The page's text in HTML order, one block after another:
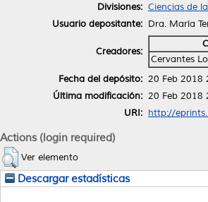
Divisiones: Ciencias de
Usuario depositante: Dra. María
Creadores:
Cervantes
Fecha del depósito: 20 Feb 2018
Última modificación: 20 Feb 2018
URI: http://
Actions (login required)
Ver elemento
Descargar estadísticas